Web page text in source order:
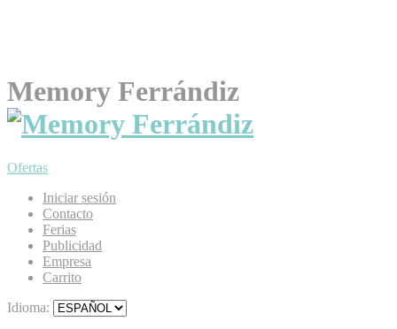
Memory Ferrándiz
Ofertas
Iniciar sesión
Contacto
Ferias
Publicidad
Empresa
Carrito
Idioma: